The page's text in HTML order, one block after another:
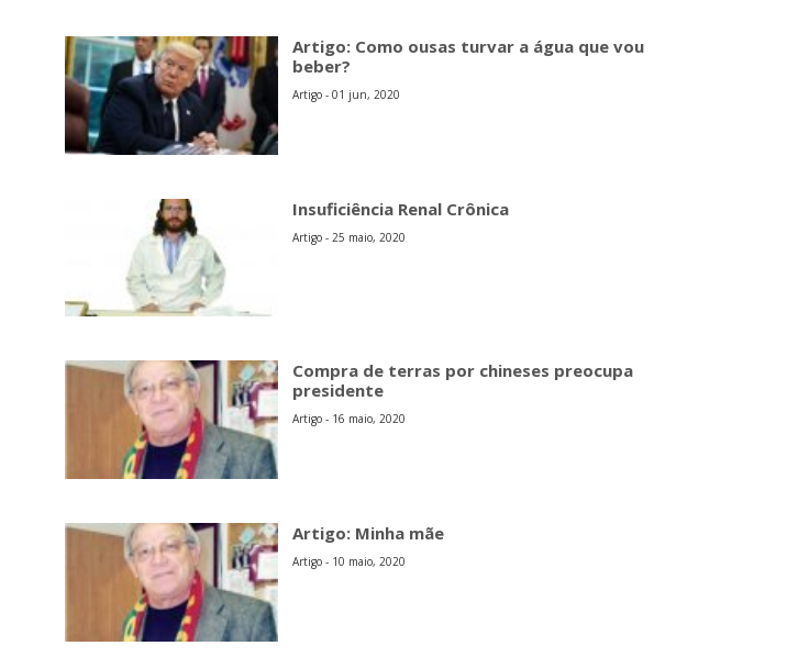
Artigo: Como ousas turvar a água que vou
beber?
Artigo - 01 jun, 2020
Insuficiência Renal Crônica
Artigo - 25 maio, 2020
Compra de terras por chineses preocupa
presidente
Artigo - 16 maio, 2020
Artigo: Minha mãe
Artigo - 10 maio, 2020